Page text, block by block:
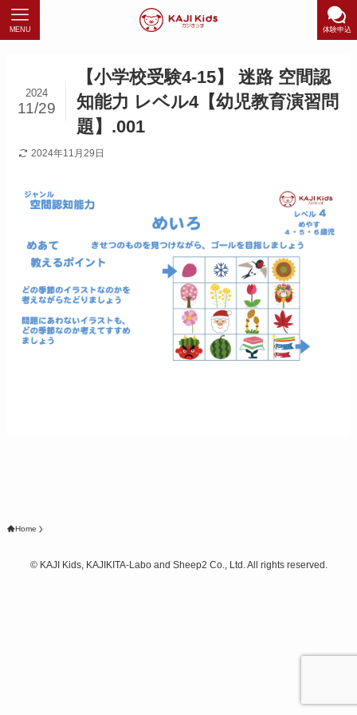
体験申込
MENU
【小学校受験4-15】 迷路 空間認
知能力 レベル4【幼児教育演習問
題】.001
2024
11/29
2024年11月29日
Home
©KAJI Kids, KAJIKITA-Labo and Sheep2 Co., Ltd. All rights reserved.